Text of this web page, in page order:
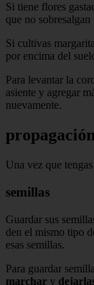
Si tiene flores
que no
Si cultivas
por encima del
Para levantar la
asiente y agregar
nuevamente.
Una vez que
semillas
Guardar sus
den el mismo tipo
esas semillas.
Para guardar
marchar y